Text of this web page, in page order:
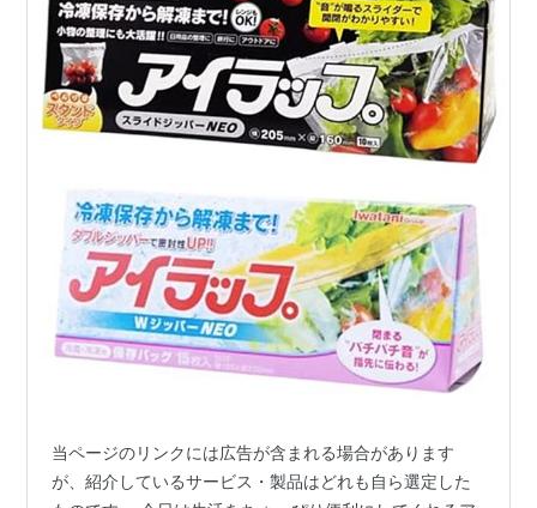
当ページのリンクには広告が含まれる場合があります
が、紹介しているサービス・製品はどれも自ら選定した